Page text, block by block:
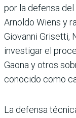
por la defensa
Arnoldo Wiens y
Giovanni Grisetti,
investigar el
Gaona y otros
conocido como
La defensa